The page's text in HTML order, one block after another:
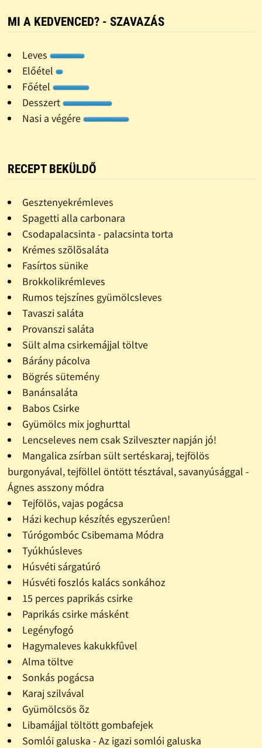
MI A KEDVENCED? - SZAVAZÁS
Leves
Előétel
Főétel
Desszert
Nasi a végére
RECEPT BEKÜLDŐ
Gesztenyekrémleves
Spagetti alla carbonara
Csodapalacsinta - palacsinta torta
Krémes szõlõsaláta
Fasírtos sünike
Brokkolikrémleves
Rumos tejszínes gyümölcsleves
Tavaszi saláta
Provanszi saláta
Sült alma csirkemájjal töltve
Bárány pácolva
Bögrés sütemény
Banánsaláta
Babos Csirke
Gyümölcs mix joghurttal
Lencseleves nem csak Szilveszter napján jó!
Mangalica zsírban sült sertéskaraj, tejfölös
burgonyával, tejföllel öntött tésztával, savanyúsággal -
Ágnes asszony módra
Tejfölös, vajas pogácsa
Házi kechup készítés egyszerûen!
Túrógombóc Csibemama Módra
Tyúkhúsleves
Húsvéti sárgatúró
Húsvéti foszlós kalács sonkához
15 perces paprikás csirke
Paprikás csirke másként
Legényfogó
Hagymaleves kakukkfûvel
Alma töltve
Sonkás pogácsa
Karaj szilvával
Gyümölcsös õz
Libamájjal töltött gombafejek
Somlói galuska - Az igazi somlói galuska